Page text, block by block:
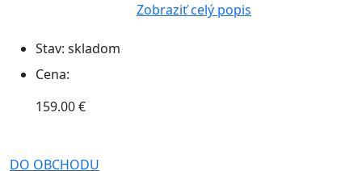
Zobraziť celý popis
Stav: skladom
Cena:
159.00 €
DO OBCHODU